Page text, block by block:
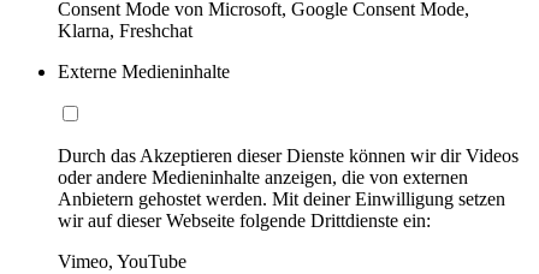
Consent Mode von Microsoft, Google Consent Mode,
Klarna, Freshchat
Externe Medieninhalte
Durch das Akzeptieren dieser Dienste können wir dir Videos
oder andere Medieninhalte anzeigen, die von externen
Anbietern gehostet werden. Mit deiner Einwilligung setzen
wir auf dieser Webseite folgende Drittdienste ein:
Vimeo, YouTube